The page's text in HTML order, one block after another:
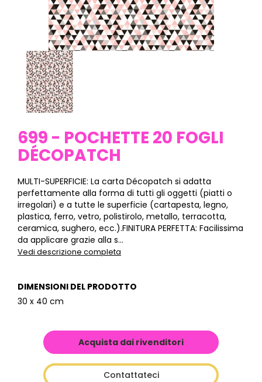
699 - POCHETTE 20 FOGLI
DÉCOPATCH
MULTI-SUPERFICIE: La carta Décopatch si adatta
perfettamente alla forma di tutti gli oggetti (piatti o
irregolari) e a tutte le superficie (cartapesta, legno,
plastica, ferro, vetro, polistirolo, metallo, terracotta,
ceramica, sughero, ecc.).FINITURA PERFETTA: Facilissima
da applicare grazie alla s...
Vedi descrizione completa
DIMENSIONI DEL PRODOTTO
30 x 40 cm
Acquista dai rivenditori
Contattateci